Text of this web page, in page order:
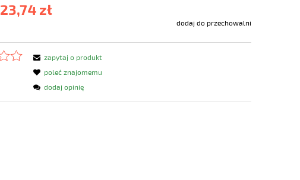
23,74 zł
dodaj do przechowalni
zapytaj o produkt
poleć znajomemu
dodaj opinię